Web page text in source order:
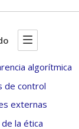
algorítmica
de control
externas
la ética